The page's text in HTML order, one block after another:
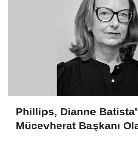
Phillips, Dianne
Mücevherat Başkanı